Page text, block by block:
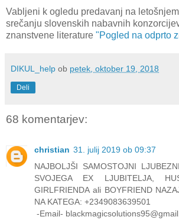
Vabljeni k ogledu predavanj na
srečanju slovenskih nabavnih
znanstvene literature "Pogled na odprto
DIKUL_help ob petek, oktober 19, 2018
Deli
68 komentarjev:
christian 31. julij 2019 ob 09:37
NAJBOLJŠI SAMOSTOJNI
SVOJEGA EX LJUBITELJA,
GIRLFRIENDA ali BOYFRIEND
NA KATEGA: +2349083639501
-Email-